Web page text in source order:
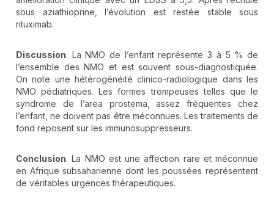
sous aziathioprine, l’évolution est restée stable sous
rituximab.
Discussion. La NMO de l’enfant représente 3 à 5 % de
l’ensemble des NMO et est souvent sous-diagnostiquée.
On note une hétérogénéité clinico-radiologique dans les
NMO pédiatriques. Les formes trompeuses telles que le
syndrome de l’area prostema, assez fréquentes chez
l’enfant, ne doivent pas être méconnues. Les traitements de
fond reposent sur les immunosuppresseurs.
Conclusion. La NMO est une affection rare et méconnue
en Afrique subsaharienne dont les poussées représentent
de véritables urgences thérapeutiques.